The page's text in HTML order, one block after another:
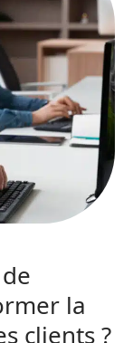
la
clients ?